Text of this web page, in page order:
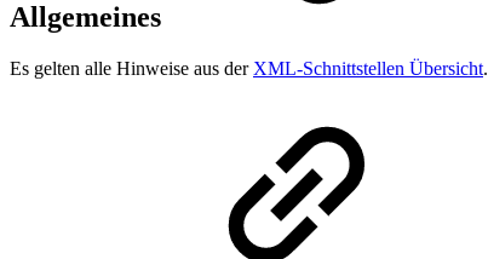
Allgemeines
Es gelten alle Hinweise aus der XML-Schnittstellen Übersicht.